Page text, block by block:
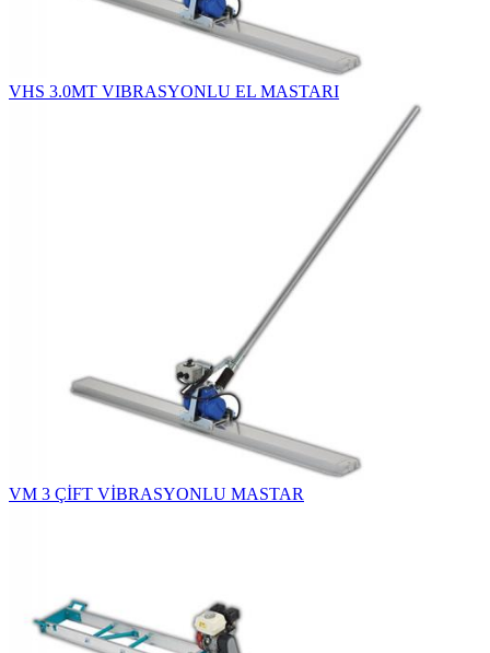
VHS 3.0MT VIBRASYONLU EL MASTARI
VM 3 ÇİFT VİBRASYONLU MASTAR